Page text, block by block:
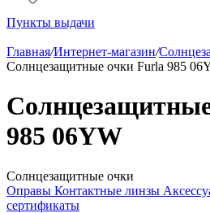
Пункты выдачи
Главная/Интернет-магазин/
Солнцезащитные очки Furla 985
985 06YW
Солнцезащитные очки
Оправы Контактные линзы
сертификаты